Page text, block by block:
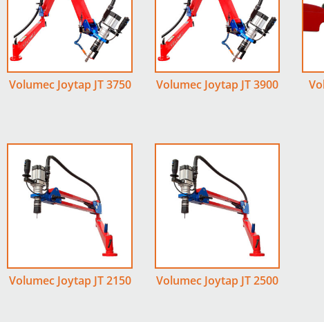
Volumec Joytap JT 3750 Volumec Joytap JT 3900
Volumec Joytap JT 2150 Volumec Joytap JT 2500